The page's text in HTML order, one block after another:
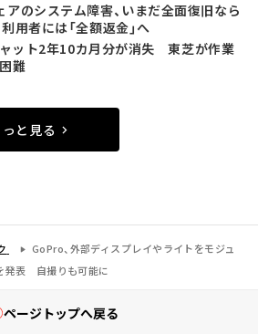
アのシステム障害、いまだ全面復旧なら
者には「全額返金」へ
ット2年10カ月分が消失 東芝が作業
難
と見る
GoPro、外部ディスプレイやライトをモジュ
発表 自撮りも可能に
ページトップへ戻る